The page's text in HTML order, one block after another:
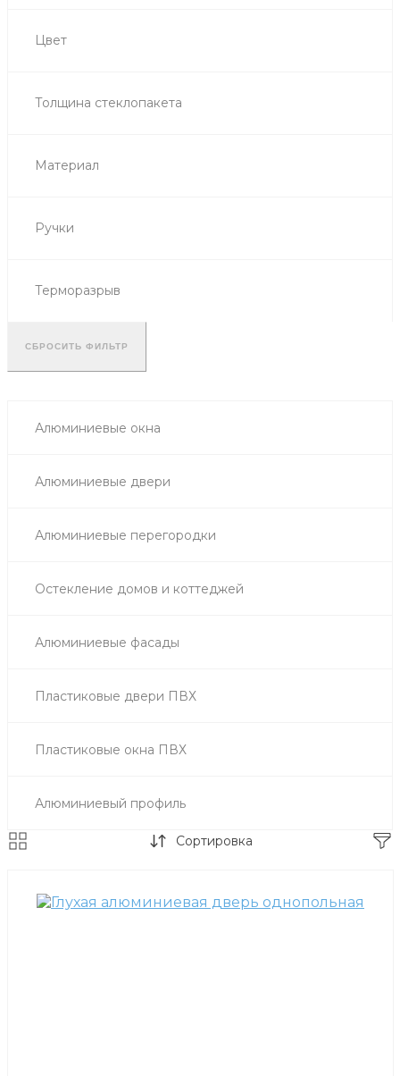
Цвет
Толщина стеклопакета
Материал
Ручки
Терморазрыв
СБРОСИТЬ ФИЛЬТР
Алюминиевые окна
Алюминиевые двери
Алюминиевые перегородки
Остекление домов и коттеджей
Алюминиевые фасады
Пластиковые двери ПВХ
Пластиковые окна ПВХ
Алюминиевый профиль
Сортировка